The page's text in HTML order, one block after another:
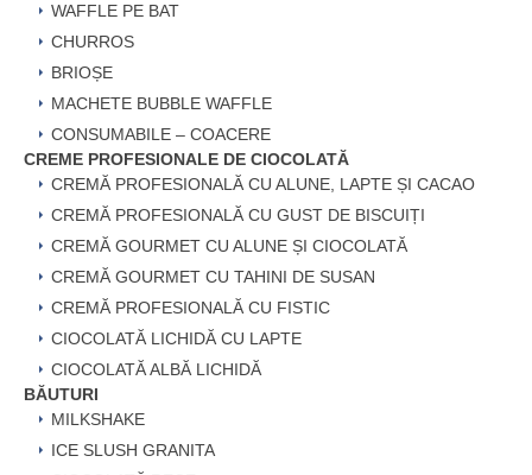
WAFFLE PE BAT
CHURROS
BRIOȘE
MACHETE BUBBLE WAFFLE
CONSUMABILE – COACERE
CREME PROFESIONALE DE CIOCOLATĂ
CREMĂ PROFESIONALĂ CU ALUNE, LAPTE ȘI CACAO
CREMĂ PROFESIONALĂ CU GUST DE BISCUIȚI
CREMĂ GOURMET CU ALUNE ȘI CIOCOLATĂ
CREMĂ GOURMET CU TAHINI DE SUSAN
CREMĂ PROFESIONALĂ CU FISTIC
CIOCOLATĂ LICHIDĂ CU LAPTE
CIOCOLATĂ ALBĂ LICHIDĂ
BĂUTURI
MILKSHAKE
ICE SLUSH GRANITA